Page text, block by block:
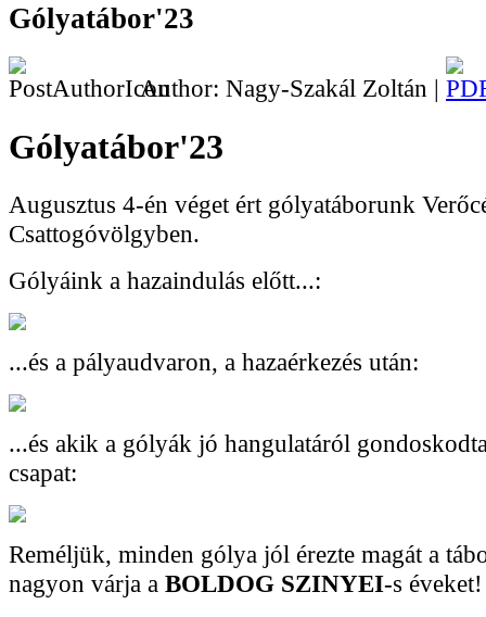
Gólyatábor'23
Author: Nagy-Szakál Zoltán |
Gólyatábor'23
Augusztus 4-én véget ért gólyatáborunk
Csattogóvölgyben.
Gólyáink a hazaindulás előtt...:
...és a pályaudvaron, a hazaérkezés után:
...és akik a gólyák jó hangulatáról
csapat:
Reméljük, minden gólya jól érezte magát a
nagyon várja a BOLDOG SZINYEI-s éveket!